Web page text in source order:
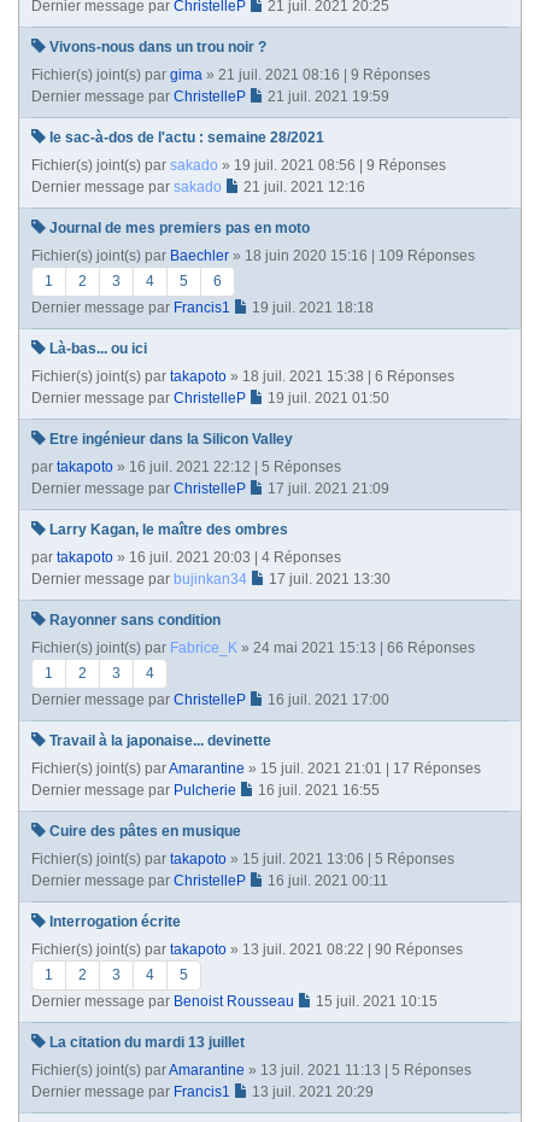
Dernier message par ChristelleP 21 juil. 2021 20:25
Vivons-nous dans un trou noir ?
Fichier(s) joint(s) par gima » 21 juil. 2021 08:16 | 9 Réponses
Dernier message par ChristelleP 21 juil. 2021 19:59
le sac-à-dos de l'actu : semaine 28/2021
Fichier(s) joint(s) par sakado » 19 juil. 2021 08:56 | 9 Réponses
Dernier message par sakado 21 juil. 2021 12:16
Journal de mes premiers pas en moto
Fichier(s) joint(s) par Baechler » 18 juin 2020 15:16 | 109 Réponses
1
2 3 4 5
6
Dernier message par Francis1 19 juil. 2021 18:18
Là-bas... ou ici
Fichier(s) joint(s) par takapoto » 18 juil. 2021 15:38 | 6 Réponses
Dernier message par ChristelleP 19 juil. 2021 01:50
Etre ingénieur dans la Silicon Valley
par takapoto » 16 juil. 2021 22:12 | 5 Réponses
Dernier message par ChristelleP 17 juil. 2021 21:09
Larry Kagan, le maître des ombres
par takapoto » 16 juil. 2021 20:03 | 4 Réponses
Dernier message par bujinkan34 17 juil. 2021 13:30
Rayonner sans condition
Fichier(s) joint(s) par Fabrice_K » 24 mai 2021 15:13 | 66 Réponses
1
2 3
4
Dernier message par ChristelleP 16 juil. 2021 17:00
Travail à la japonaise... devinette
Fichier(s) joint(s) parAmarantine » 15 juil. 2021 21:01 | 17 Réponses
Dernier message par Pulcherie 16 juil. 2021 16:55
Cuire des pâtes en musique
Fichier(s) joint(s) par takapoto » 15 juil. 2021 13:06 | 5 Réponses
Dernier message par ChristelleP 16 juil. 2021 00:11
Interrogation écrite
Fichier(s) joint(s) par takapoto » 13 juil. 2021 08:22 | 90 Réponses
1
2 3 4
5
Dernier message par Benoist Rousseau 15 juil. 2021 10:15
La citation du mardi 13 juillet
Fichier(s) joint(s) parAmarantine » 13 juil. 2021 11:13 | 5 Réponses
Dernier message par Francis1 13 juil. 2021 20:29